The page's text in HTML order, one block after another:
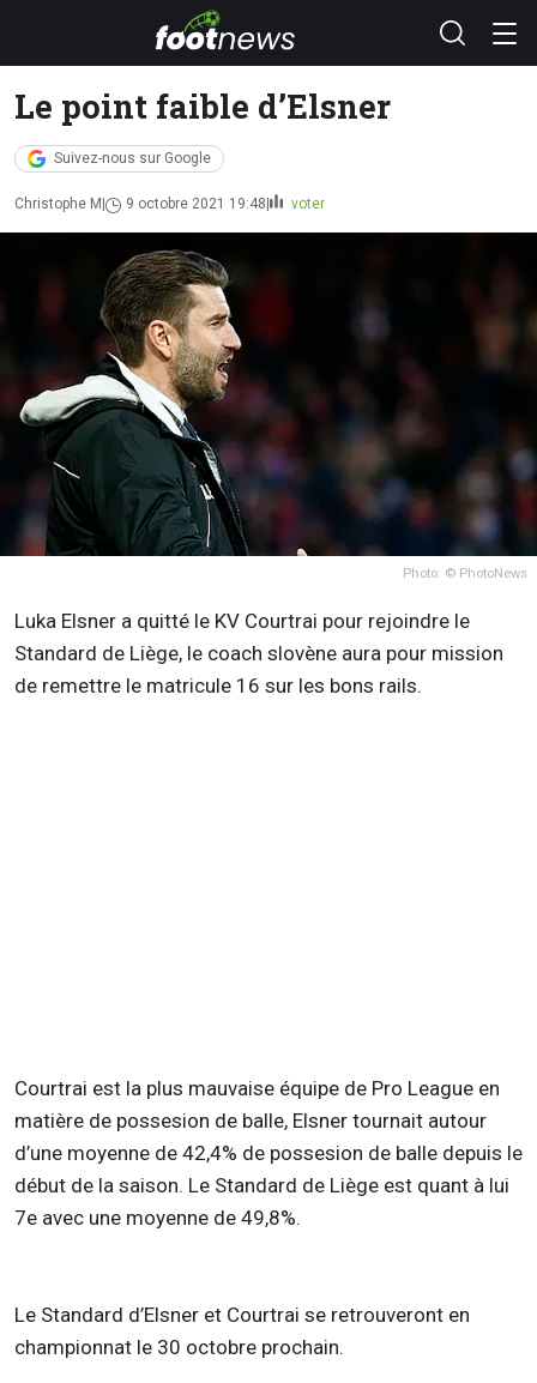
Le point faible d’Elsner
Suivez-nous sur Google
Christophe M 9 octobre 2021 19:48 voter
Photo: © PhotoNews
Luka Elsner a quitté le KV Courtrai pour rejoindre le
Standard de Liège, le coach slovène aura pour mission
de remettre le matricule 16 sur les bons rails.
Courtrai est la plus mauvaise équipe de Pro League en
matière de possesion de balle, Elsner tournait autour
d’une moyenne de 42,4% de possesion de balle depuis le
début de la saison. Le Standard de Liège est quant à lui
7e avec une moyenne de 49,8%.
Le Standard d’Elsner et Courtrai se retrouveront en
championnat le 30 octobre prochain.